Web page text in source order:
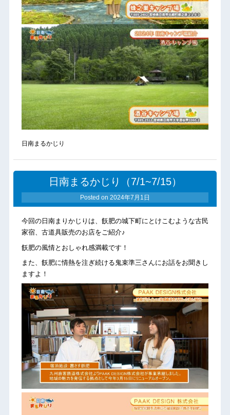
日南まるかじり
日南まるかじり（7/1~7/15）
Posted on 2024年7月1日
今回の日南まりかじりは、飫肥の城下町にとけこむような古民
家宿、古道具販売のお店をご紹介♪
飫肥の風情とおしゃれ感満載です！
また、飫肥に情熱を注ぎ続ける鬼束準三さんにお話をお聞きし
ますよ！